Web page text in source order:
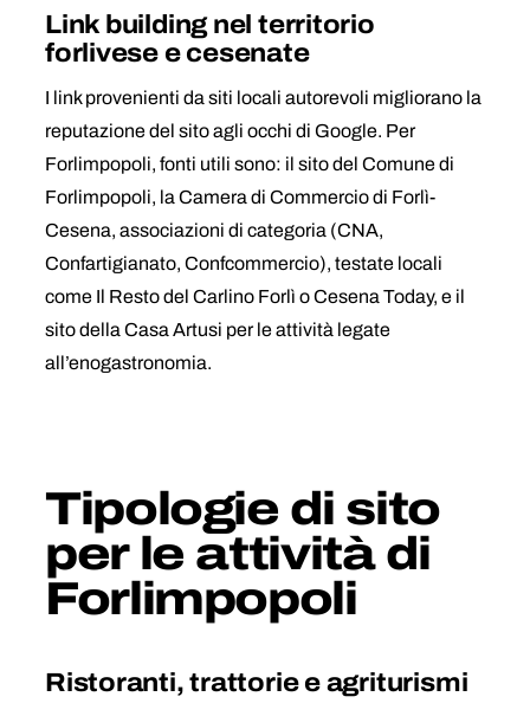
Link building nel territorio
forlivese e cesenate
I link provenienti da siti locali autorevoli migliorano la
reputazione del sito agli occhi di Google. Per
Forlimpopoli, fonti utili sono: il sito del Comune di
Forlimpopoli, la Camera di Commercio di Forlì-
Cesena, associazioni di categoria (CNA,
Confartigianato, Confcommercio), testate locali
come Il Resto del Carlino Forlì o Cesena Today, e il
sito della Casa Artusi per le attività legate
all’enogastronomia.
Tipologie di sito
per le attività di
Forlimpopoli
Ristoranti, trattorie e agriturismi